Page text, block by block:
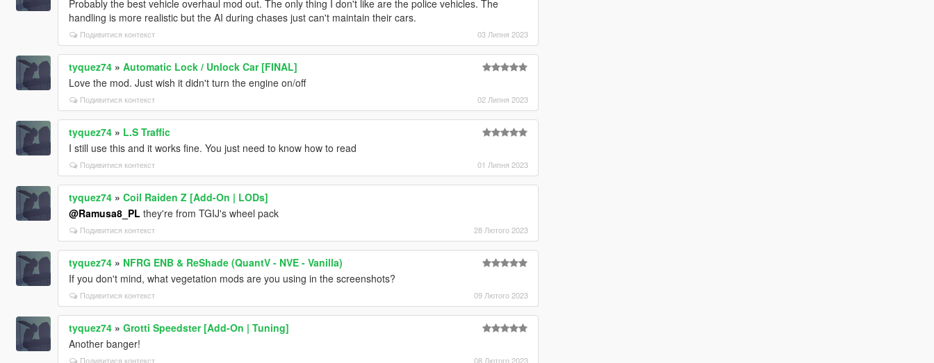
Probably the best vehicle overhaul mod out. The only thing I don't like are the police vehicles. The
handling is more realistic but the AI during chases just can't maintain their cars.
Подивитися контекст 03 Липня 2023
tyquez74» Automatic Lock / Unlock Car [FINAL]
Love the mod. Just wish it didn't turn the engine on/off
Подивитися контекст 02 Липня 2023
tyquez74» L.S Traffic
I still use this and it works fine. You just need to know how to read
Подивитися контекст 01 Липня 2023
tyquez74» Coil Raiden Z [Add-On | LODs]
@Ramusa8_PL they're from TGIJ's wheel pack
Подивитися контекст 28 Лютого 2023
tyquez74» NFRG ENB & ReShade (QuantV - NVE - Vanilla)
If you don't mind, what vegetation mods are you using in the screenshots?
Подивитися контекст 09 Лютого 2023
tyquez74» Grotti Speedster [Add-On | Tuning]
Another banger!
Подивитися контекст 08 Лютого 2023